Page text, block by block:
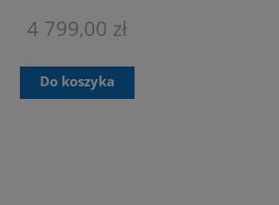
4 799,00 zł
Do koszyka